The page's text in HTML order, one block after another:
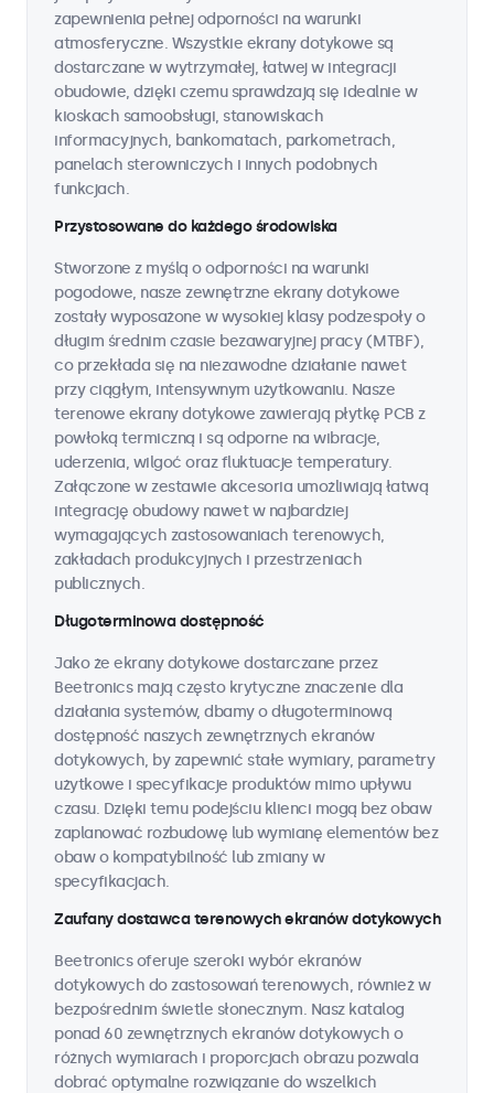
zapewnienia pełnej odporności na warunki
atmosferyczne. Wszystkie ekrany dotykowe są
dostarczane w wytrzymałej, łatwej w integracji
obudowie, dzięki czemu sprawdzają się idealnie w
kioskach samoobsługi, stanowiskach
informacyjnych, bankomatach, parkometrach,
panelach sterowniczych i innych podobnych
funkcjach.
Przystosowane do każdego środowiska
Stworzone z myślą o odporności na warunki
pogodowe, nasze zewnętrzne ekrany dotykowe
zostały wyposażone w wysokiej klasy podzespoły o
długim średnim czasie bezawaryjnej pracy (MTBF),
co przekłada się na niezawodne działanie nawet
przy ciągłym, intensywnym użytkowaniu. Nasze
terenowe ekrany dotykowe zawierają płytkę PCB z
powłoką termiczną i są odporne na wibracje,
uderzenia, wilgoć oraz fluktuacje temperatury.
Załączone w zestawie akcesoria umożliwiają łatwą
integrację obudowy nawet w najbardziej
wymagających zastosowaniach terenowych,
zakładach produkcyjnych i przestrzeniach
publicznych.
Długoterminowa dostępność
Jako że ekrany dotykowe dostarczane przez
Beetronics mają często krytyczne znaczenie dla
działania systemów, dbamy o długoterminową
dostępność naszych zewnętrznych ekranów
dotykowych, by zapewnić stałe wymiary, parametry
użytkowe i specyfikacje produktów mimo upływu
czasu. Dzięki temu podejściu klienci mogą bez obaw
zaplanować rozbudowę lub wymianę elementów bez
obaw o kompatybilność lub zmiany w
specyfikacjach.
Zaufany dostawca terenowych ekranów dotykowych
Beetronics oferuje szeroki wybór ekranów
dotykowych do zastosowań terenowych, również w
bezpośrednim świetle słonecznym. Nasz katalog
ponad 60 zewnętrznych ekranów dotykowych o
różnych wymiarach i proporcjach obrazu pozwala
dobrać optymalne rozwiązanie do wszelkich